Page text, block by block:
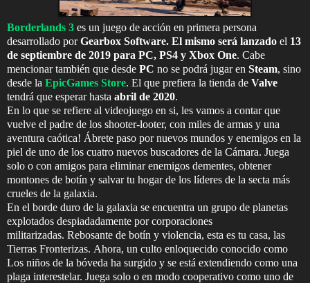
Borderlands 3 es un juego de acción en primera persona
desarrollado porGearbox Software. El mismo será lanzado el 13
de septiembre de 2019 para PC, PS4 y Xbox One. Cabe
mencionar también que desde PC no se podrá jugar en Steam, sino
desde la EpicGames Store. El que prefiera la tienda de Valve
tendrá que esperar hasta abril de 2020.
En lo que se refiere al videojuego en si, les vamos a contar que
vuelve el padre de los shooter-looter, con miles de armas y una
aventura caótica! Ábrete paso por nuevos mundos y enemigos en la
piel de uno de los cuatro nuevos buscadores de la Cámara. Juega
solo o con amigos para eliminar enemigos dementes, obtener
montones de botín y salvar tu hogar de los líderes de la secta más
crueles de la galaxia.
En el borde duro de la galaxia se encuentra un grupo de planetas
explotados despiadadamente por corporaciones
militarizadas. Rebosante de botín y violencia, esta es tu casa, las
Tierras Fronterizas. Ahora, un culto enloquecido conocido como
Los niños de la bóveda ha surgido y se está extendiendo como una
plaga interestelar. Juega solo o en modo cooperativo como uno de